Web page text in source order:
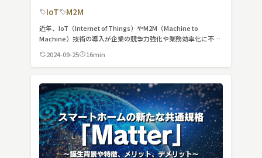
IoT
M2M
近年、IoT（Internet of Things）やM2M（Machine to
Machine）技術の導入が企業の競争力強化や業務効率化に不可
ざまな補助金制度が存在し、その活用が推奨されています。本
記事では、IoT・M2M導入に関連する補助金の種類や内容を一
2024-09-25 16min